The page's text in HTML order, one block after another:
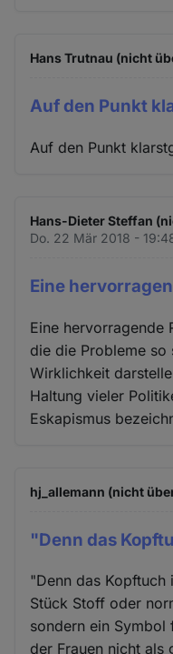
Hans Trutnau (nicht
Auf den Punkt
Auf den Punkt
Hans-Dieter Steffan
Do. 22 Mär 2018 -
Eine
Eine hervorragende
die die Probleme
Wirklichkeit
Haltung vieler
Eskapismus
hj_allemann (nicht
"Denn das
"Denn das Kopftuch
Stück Stoff oder
sondern ein Symbol
der Frauen nicht als